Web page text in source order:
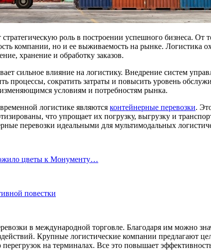
роль в построении успешного бизнеса. От
компании, но и ее выживаемость на рынке. Логистика
хранение и обработку заказов.
сильное влияние на логистику. Внедрение систем
процессы, сократить затраты и повысить уровень
условиям и потребностям рынка.
логистике являются контейнерные перевозки.
что упрощает их погрузку, выгрузку и
перевозки идеальными для мультимодальных
цветы к Монументу…
повестки
в международной торговле. Благодаря им можно
Крупные логистические компании предлагают
на терминалах. Все это повышает